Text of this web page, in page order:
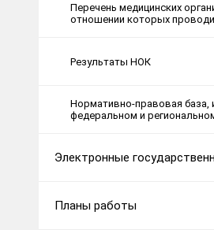
Перечень медицинских
отношении которых
Результаты НОК
Нормативно-правовая база,
федеральном и
Электронные
Планы работы